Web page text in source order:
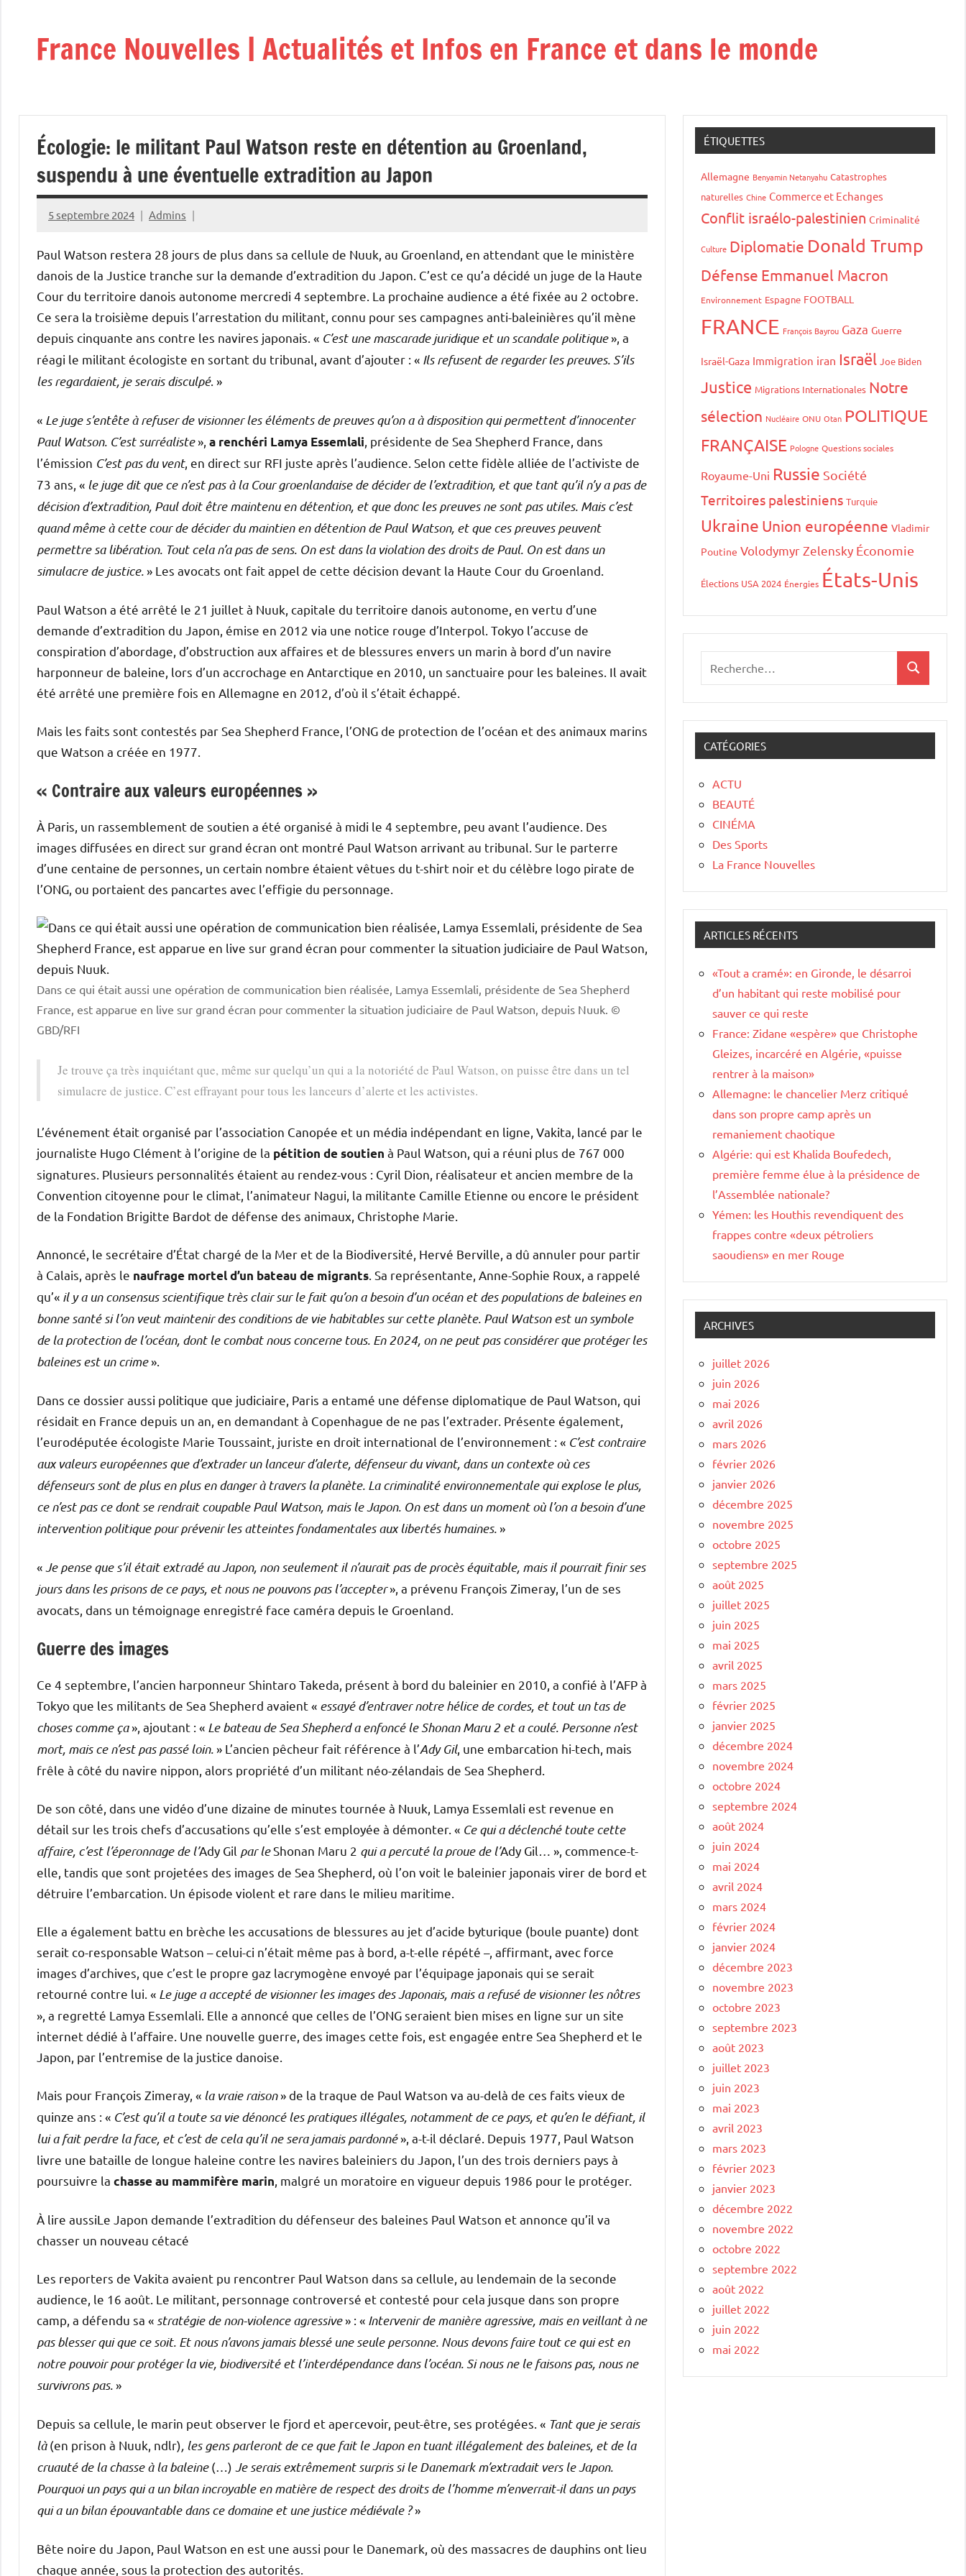
contenuFrance Nouvelles | Actualités et Infos en France et dans le monde
Écologie: le militant Paul Watson reste en détention au Groenland,
suspendu à une éventuelle extradition au Japon
5 septembre 2024 Admins
Paul Watson restera 28 jours de plus dans sa cellule de Nuuk, au Groenland, en attendant que le ministère
danois de la Justice tranche sur la demande d’extradition du Japon. C’est ce qu’a décidé un juge de la Haute
Cour du territoire danois autonome mercredi 4 septembre. La prochaine audience a été fixée au 2 octobre.
Ce sera la troisième depuis l’arrestation du militant, connu pour ses campagnes anti-baleinières qu’il mène
depuis cinquante ans contre les navires japonais. « C’est une mascarade juridique et un scandale politique», a
réagi le militant écologiste en sortant du tribunal, avant d’ajouter : « Ils refusent de regarder les preuves. S’ils
les regardaient, je serais disculpé. »
« Le juge s’entête à refuser de visionner les éléments de preuves qu’on a à disposition qui permettent d’innocenter
Paul Watson. C’est surréaliste», a renchéri Lamya Essemlali , présidente de Sea Shepherd France, dans
l’émission C’est pas du vent, en direct sur RFI juste après l’audience. Selon cette fidèle alliée de l’activiste de
73 ans, « le juge dit que ce n’est pas à la Cour groenlandaise de décider de l’extradition, et que tant qu’il n’y a pas de
décision d’extradition, Paul doit être maintenu en détention, et que donc les preuves ne sont pas utiles. Mais c’est
quand même à cette cour de décider du maintien en détention de Paul Watson, et que ces preuves peuvent
permettre sa libération. Tout cela n’a pas de sens. On est dans la violation des droits de Paul. On est dans un
simulacre de justice. » Les avocats ont fait appel de cette décision devant la Haute Cour du Groenland.
Paul Watson a été arrêté le 21 juillet à Nuuk, capitale du territoire danois autonome, en vertu d’une
demande d’extradition du Japon, émise en 2012 via une notice rouge d’Interpol. Tokyo l’accuse de
conspiration d’abordage, d’obstruction aux affaires et de blessures envers un marin à bord d’un navire
harponneur de baleine, lors d’un accrochage en Antarctique en 2010, un sanctuaire pour les baleines. Il avait
été arrêté une première fois en Allemagne en 2012, d’où il s’était échappé.
Mais les faits sont contestés par Sea Shepherd France, l’ONG de protection de l’océan et des animaux marins
que Watson a créée en 1977.
« Contraire aux valeurs européennes »
À Paris, un rassemblement de soutien a été organisé à midi le 4 septembre, peu avant l’audience. Des
images diffusées en direct sur grand écran ont montré Paul Watson arrivant au tribunal. Sur le parterre
d’une centaine de personnes, un certain nombre étaient vêtues du t-shirt noir et du célèbre logo pirate de
l’ONG, ou portaient des pancartes avec l’effigie du personnage.
Dans ce qui était aussi une opération de communication bien réalisée, Lamya Essemlali, présidente de Sea Shepherd
France, est apparue en live sur grand écran pour commenter la situation judiciaire de Paul Watson, depuis Nuuk. ©
GBD/RFI
Je trouve ça très inquiétant que, même sur quelqu’un qui a la notoriété de Paul Watson, on puisse être dans un tel
simulacre de justice. C’est effrayant pour tous les lanceurs d’alerte et les activistes.
L’événement était organisé par l’association Canopée et un média indépendant en ligne, Vakita, lancé par le
journaliste Hugo Clément à l’origine de la pétition de soutien à Paul Watson, qui a réuni plus de 767 000
signatures. Plusieurs personnalités étaient au rendez-vous : Cyril Dion, réalisateur et ancien membre de la
Convention citoyenne pour le climat, l’animateur Nagui, la militante Camille Etienne ou encore le président
de la Fondation Brigitte Bardot de défense des animaux, Christophe Marie.
Annoncé, le secrétaire d’État chargé de la Mer et de la Biodiversité, Hervé Berville, a dû annuler pour partir
à Calais, après le naufrage mortel d’un bateau de migrants . Sa représentante, Anne-Sophie Roux, a rappelé
qu’« il y a un consensus scientifique très clair sur le fait qu’on a besoin d’un océan et des populations de baleines en
bonne santé si l’on veut maintenir des conditions de vie habitables sur cette planète. Paul Watson est un symbole
de la protection de l’océan, dont le combat nous concerne tous. En 2024, on ne peut pas considérer que protéger les
baleines est un crime».
Dans ce dossier aussi politique que judiciaire, Paris a entamé une défense diplomatique de Paul Watson, qui
résidait en France depuis un an, en demandant à Copenhague de ne pas l’extrader. Présente également,
l’eurodéputée écologiste Marie Toussaint, juriste en droit international de l’environnement : « C’est contraire
aux valeurs européennes que d’extrader un lanceur d’alerte, défenseur du vivant, dans un contexte où ces
défenseurs sont de plus en plus en danger à travers la planète. La criminalité environnementale qui explose le plus,
ce n’est pas ce dont se rendrait coupable Paul Watson, mais le Japon. On est dans un moment où l’on a besoin d’une
intervention politique pour prévenir les atteintes fondamentales aux libertés humaines. »
«Je pense que s’il était extradé au Japon, non seulement il n’aurait pas de procès équitable, mais il pourrait finir ses
jours dans les prisons de ce pays, et nous ne pouvons pas l’accepter», a prévenu François Zimeray, l’un de ses
avocats, dans un témoignage enregistré face caméra depuis le Groenland.
Guerre des images
Ce 4 septembre, l’ancien harponneur Shintaro Takeda, présent à bord du baleinier en 2010, a confié à l’AFP à
Tokyo que les militants de Sea Shepherd avaient « essayé d’entraver notre hélice de cordes, et tout un tas de
choses comme ça», ajoutant : « Le bateau de Sea Shepherd a enfoncé le Shonan Maru 2 et a coulé. Personne n’est
mort, mais ce n’est pas passé loin. » L’ancien pêcheur fait référence à l’Ady Gil, une embarcation hi-tech, mais
frêle à côté du navire nippon, alors propriété d’un militant néo-zélandais de Sea Shepherd.
De son côté, dans une vidéo d’une dizaine de minutes tournée à Nuuk, Lamya Essemlali est revenue en
détail sur les trois chefs d’accusations qu’elle s’est employée à démonter. « Ce qui a déclenché toute cette
affaire, c’est l’éperonnage de l’Ady Gil par leShonan Maru 2 qui a percuté la proue de l’Ady Gil… », commence-t-
elle, tandis que sont projetées des images de Sea Shepherd, où l’on voit le baleinier japonais virer de bord et
détruire l’embarcation. Un épisode violent et rare dans le milieu maritime.
Elle a également battu en brèche les accusations de blessures au jet d’acide byturique (boule puante) dont
serait co-responsable Watson – celui-ci n’était même pas à bord, a-t-elle répété –, affirmant, avec force
images d’archives, que c’est le propre gaz lacrymogène envoyé par l’équipage japonais qui se serait
retourné contre lui. « Le juge a accepté de visionner les images des Japonais, mais a refusé de visionner les nôtres
», a regretté Lamya Essemlali. Elle a annoncé que celles de l’ONG seraient bien mises en ligne sur un site
internet dédié à l’affaire. Une nouvelle guerre, des images cette fois, est engagée entre Sea Shepherd et le
Japon, par l’entremise de la justice danoise.
Mais pour François Zimeray, « la vraie raison» de la traque de Paul Watson va au-delà de ces faits vieux de
quinze ans : « C’est qu’il a toute sa vie dénoncé les pratiques illégales, notamment de ce pays, et qu’en le défiant, il
lui a fait perdre la face, et c’est de cela qu’il ne sera jamais pardonné», a-t-il déclaré. Depuis 1977, Paul Watson
livre une bataille de longue haleine contre les navires baleiniers du Japon, l’un des trois derniers pays à
poursuivre la chasse au mammifère marin , malgré un moratoire en vigueur depuis 1986 pour le protéger.
À lire aussiLe Japon demande l’extradition du défenseur des baleines Paul Watson et annonce qu’il va
chasser un nouveau cétacé
Les reporters de Vakita avaient pu rencontrer Paul Watson dans sa cellule, au lendemain de la seconde
audience, le 16 août. Le militant, personnage controversé et contesté pour cela jusque dans son propre
camp, a défendu sa « stratégie de non-violence agressive» : « Intervenir de manière agressive, mais en veillant à ne
pas blesser qui que ce soit. Et nous n’avons jamais blessé une seule personne. Nous devons faire tout ce qui est en
notre pouvoir pour protéger la vie, biodiversité et l’interdépendance dans l’océan. Si nous ne le faisons pas, nous ne
survivrons pas. »
Depuis sa cellule, le marin peut observer le fjord et apercevoir, peut-être, ses protégées. « Tant que je serais
là(en prison à Nuuk, ndlr), les gens parleront de ce que fait le Japon en tuant illégalement des baleines, et de la
cruauté de la chasse à la baleine(…) Je serais extrêmement surpris si le Danemark m’extradait vers le Japon.
Pourquoi un pays qui a un bilan incroyable en matière de respect des droits de l’homme m’enverrait-il dans un pays
qui a un bilan épouvantable dans ce domaine et une justice médiévale ?»
Bête noire du Japon, Paul Watson en est une aussi pour le Danemark, où des massacres de dauphins ont lieu
chaque année, sous la protection des autorités.
ÉTIQUETTES
Allemagne Benyamin Netanyahu Catastrophes
naturelles Chine Commerce et Echanges
Conflit israélo-palestinien Criminalité
Culture Diplomatie Donald Trump
Défense Emmanuel Macron
Environnement Espagne FOOTBALL
FRANCE François Bayrou Gaza Guerre
Israël-Gaza Immigration iran Israël Joe Biden
Justice Migrations Internationales Notre
sélection Nucléaire ONU Otan POLITIQUE
FRANÇAISE Pologne Questions sociales
Royaume-Uni Russie Société
Territoires palestiniens Turquie
Ukraine Union européenne Vladimir
Poutine Volodymyr Zelensky Économie
Élections USA 2024 Énergies États-Unis
CATÉGORIES
ACTU
BEAUTÉ
CINÉMA
Des Sports
La France Nouvelles
ARTICLES RÉCENTS
«Tout a cramé»: en Gironde, le désarroi
d’un habitant qui reste mobilisé pour
sauver ce qui reste
France: Zidane «espère» que Christophe
Gleizes, incarcéré en Algérie, «puisse
rentrer à la maison»
Allemagne: le chancelier Merz critiqué
dans son propre camp après un
remaniement chaotique
Algérie: qui est Khalida Boufedech,
première femme élue à la présidence de
l’Assemblée nationale?
Yémen: les Houthis revendiquent des
frappes contre «deux pétroliers
saoudiens» en mer Rouge
ARCHIVES
juillet 2026
juin 2026
mai 2026
avril 2026
mars 2026
février 2026
janvier 2026
décembre 2025
novembre 2025
octobre 2025
septembre 2025
août 2025
juillet 2025
juin 2025
mai 2025
avril 2025
mars 2025
février 2025
janvier 2025
décembre 2024
novembre 2024
octobre 2024
septembre 2024
août 2024
juin 2024
mai 2024
avril 2024
mars 2024
février 2024
janvier 2024
décembre 2023
novembre 2023
octobre 2023
septembre 2023
août 2023
juillet 2023
juin 2023
mai 2023
avril 2023
mars 2023
février 2023
janvier 2023
décembre 2022
novembre 2022
octobre 2022
septembre 2022
août 2022
juillet 2022
juin 2022
mai 2022